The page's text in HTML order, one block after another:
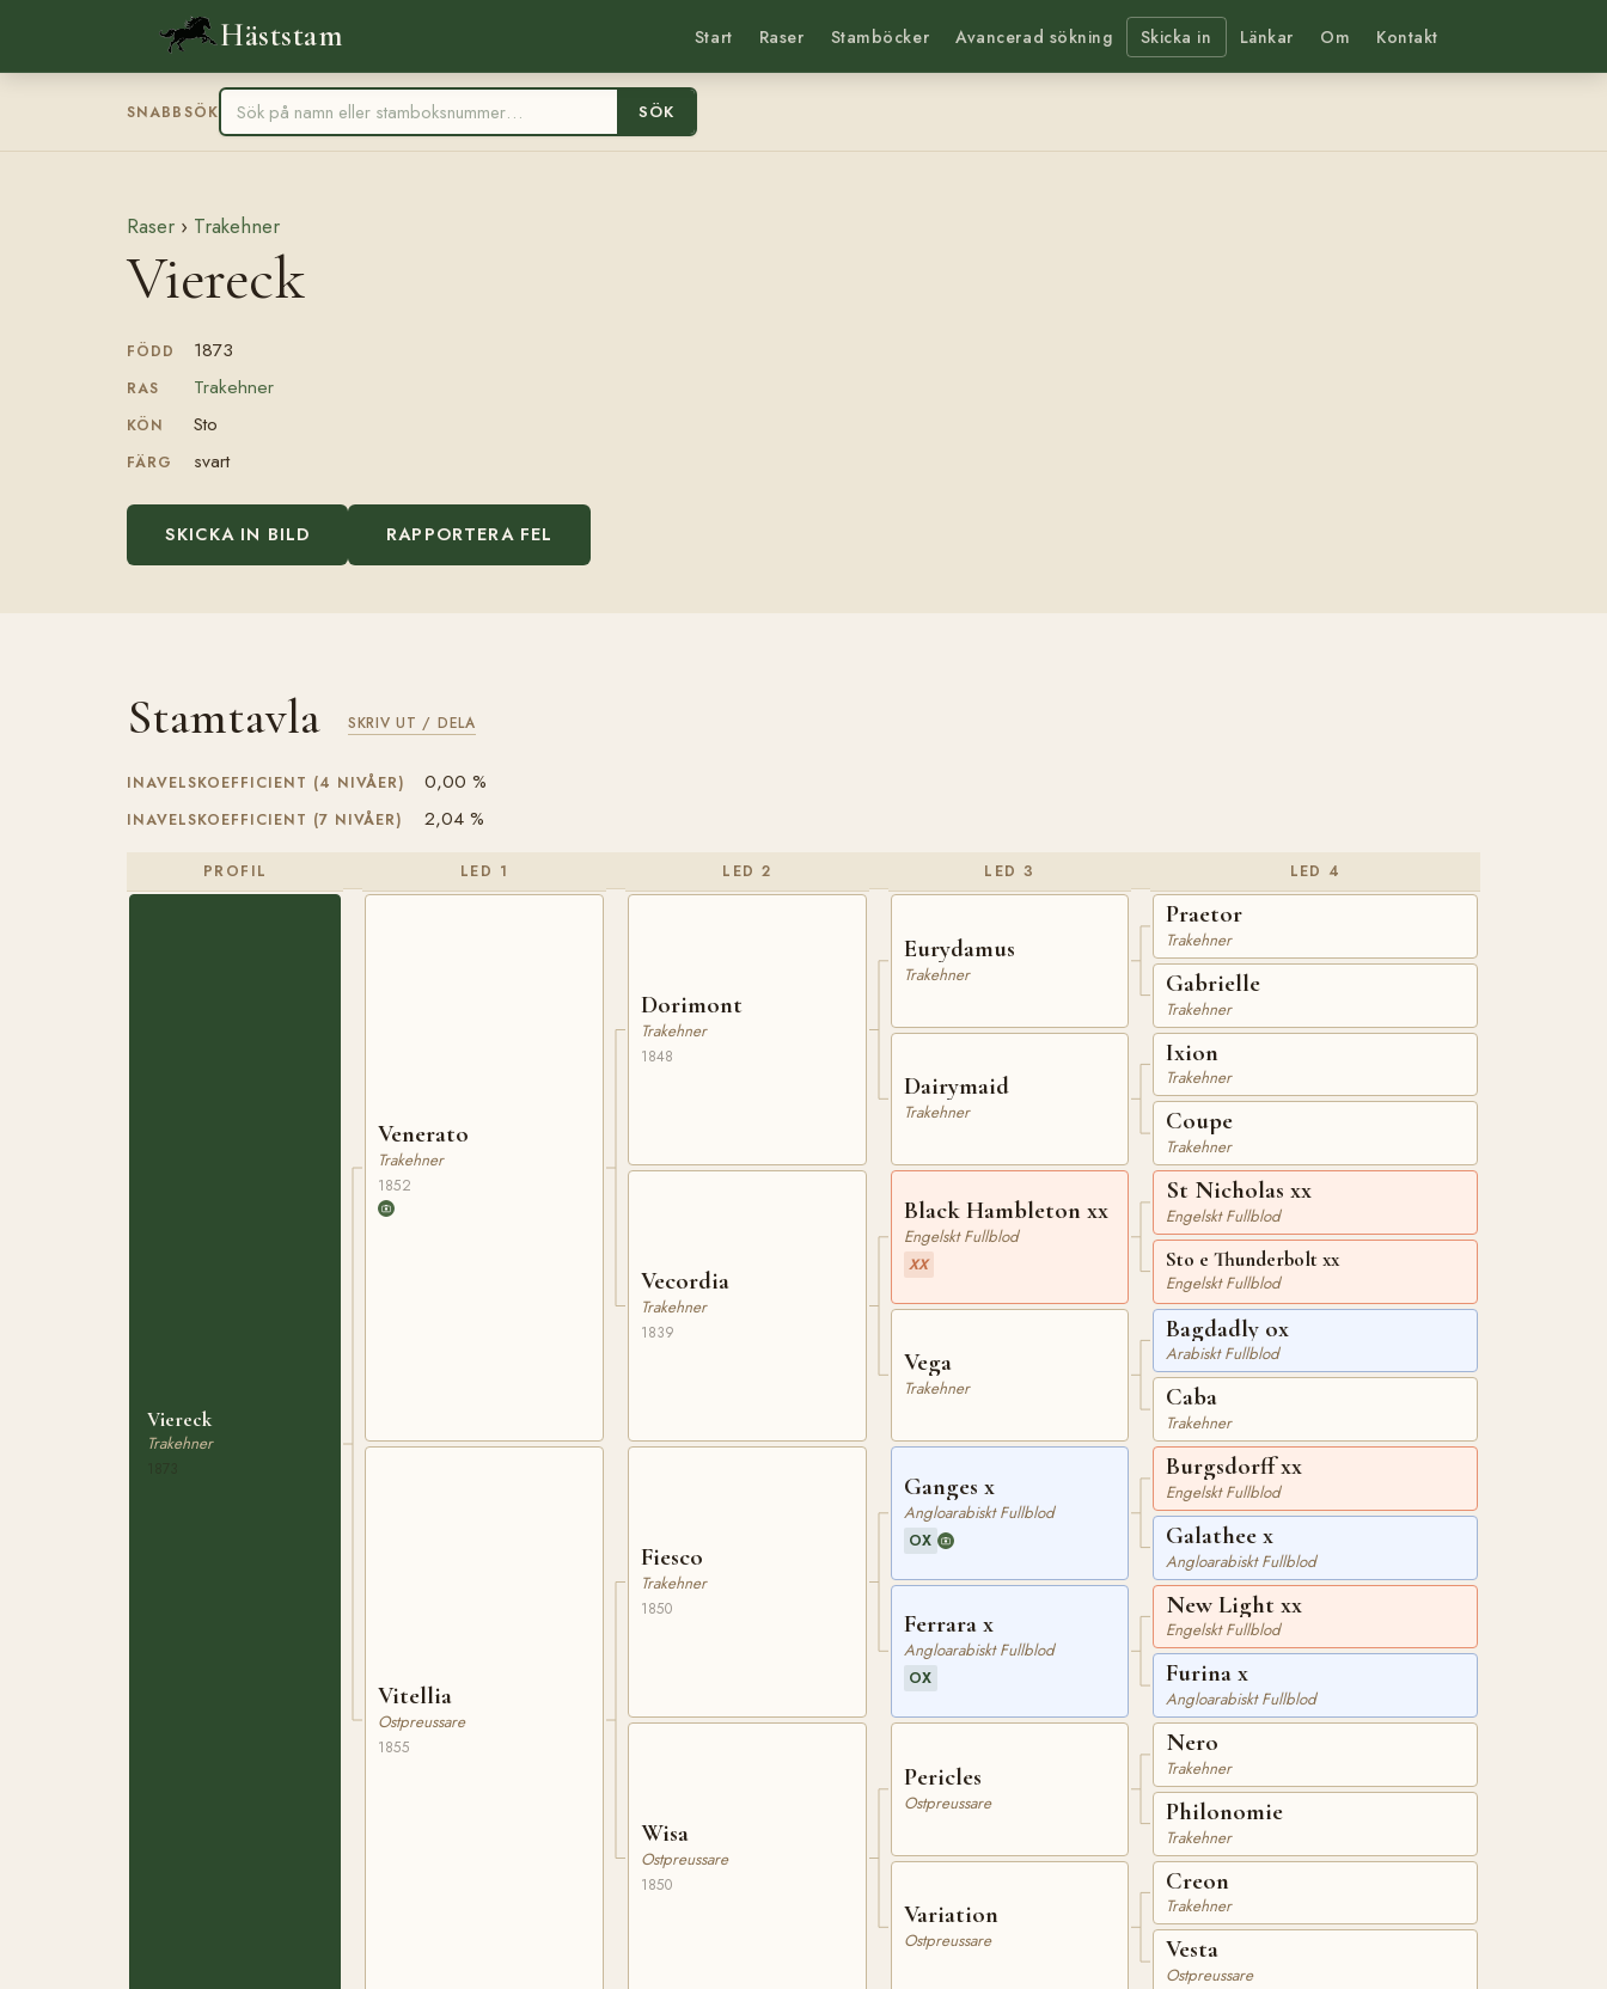
Häststam Start Raser Stamböcker Avancerad sökning Skicka in Länkar Om Kontakt
SNABBSÖK SÖK
Raser › Trakehner
Viereck
FÖDD 1873
RAS Trakehner
KÖN Sto
FÄRG svart
SKICKA IN BILD RAPPORTERA FEL
Stamtavla SKRIV UT / DELA
INAVELSKOEFFICIENT (4 NIVÅER) 0,00 %
INAVELSKOEFFICIENT (7 NIVÅER) 2,04 %
PROFIL
Viereck
Trakehner
LED 1
Venerato
Trakehner
1852
Vitellia
Ostpreussare
1855
LED 2
Dorimont
Trakehner
1848
Vecordia
Trakehner
1839
Fiesco
Trakehner
1850
Wisa
Ostpreussare
1850
LED 3
Eurydamus
Trakehner
Dairymaid
Trakehner
Black Hambleton xx
Engelskt Fullblod
XX
Vega
Trakehner
Ganges x
Angloarabiskt Fullblod
OX
Ferrara x
Angloarabiskt Fullblod
OX
Pericles
Ostpreussare
Variation
Ostpreussare
LED 4
Praetor
Trakehner
Gabrielle
Trakehner
Ixion
Trakehner
Coupe
Trakehner
St Nicholas xx
Engelskt Fullblod
Sto e Thunderbolt xx
Engelskt Fullblod
Bagdadly ox
Arabiskt Fullblod
Caba
Trakehner
Burgsdorff xx
Engelskt Fullblod
Galathee x
Angloarabiskt Fullblod
New Light xx
Engelskt Fullblod
Furina x
Angloarabiskt Fullblod
Nero
Trakehner
Philonomie
Trakehner
Creon
Trakehner
Vesta
Ostpreussare